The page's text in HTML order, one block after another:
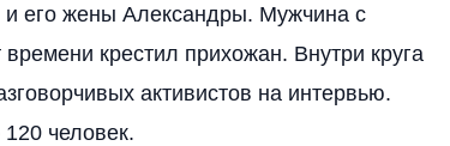
и его жены Александры. Мужчина с
крестил прихожан. Внутри круга
активистов на интервью.
человек.